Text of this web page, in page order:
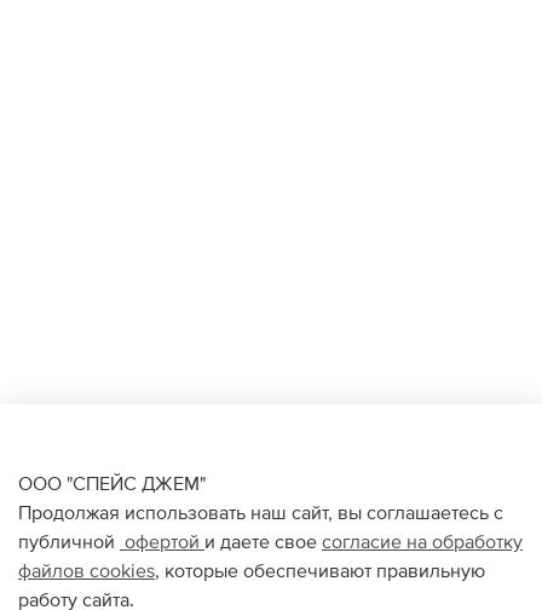
ООО "СПЕЙС ДЖЕМ"
Продолжая использовать наш сайт, вы соглашаетесь с
публичной офертой и даете свое согласие на обработку
файлов cookies, которые обеспечивают правильную
работу сайта.